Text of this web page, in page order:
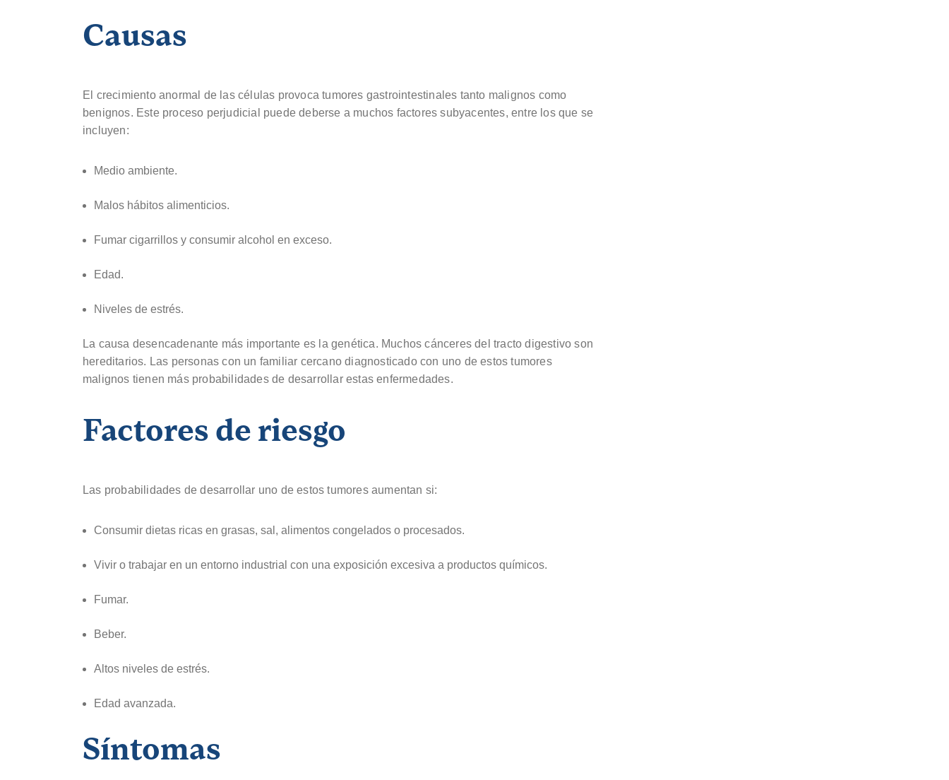
Causas
El crecimiento anormal de las células provoca tumores gastrointestinales tanto malignos como
benignos. Este proceso perjudicial puede deberse a muchos factores subyacentes, entre los que se
incluyen:
Medio ambiente.
Malos hábitos alimenticios.
Fumar cigarrillos y consumir alcohol en exceso.
Edad.
Niveles de estrés.
La causa desencadenante más importante es la genética. Muchos cánceres del tracto digestivo son
hereditarios. Las personas con un familiar cercano diagnosticado con uno de estos tumores
malignos tienen más probabilidades de desarrollar estas enfermedades.
Factores de riesgo
Las probabilidades de desarrollar uno de estos tumores aumentan si:
Consumir dietas ricas en grasas, sal, alimentos congelados o procesados.
Vivir o trabajar en un entorno industrial con una exposición excesiva a productos químicos.
Fumar.
Beber.
Altos niveles de estrés.
Edad avanzada.
Síntomas